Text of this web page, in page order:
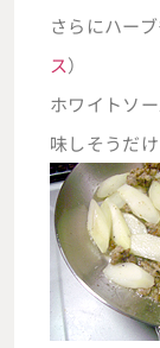
さらにハー
ス）
ホワイトソ
味しそうだ